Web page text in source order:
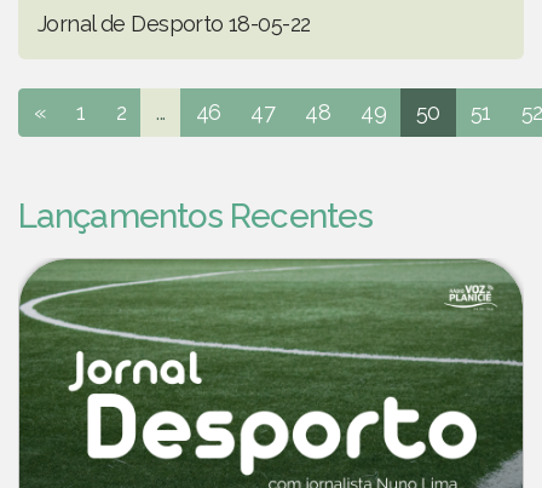
Jornal de Desporto 18-05-22
« 1 2 ... 46 47 48 49 50 51 52
Lançamentos Recentes